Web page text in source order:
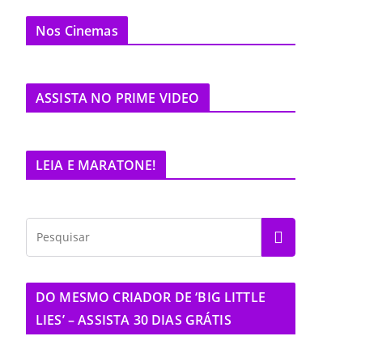
Nos Cinemas
ASSISTA NO PRIME VIDEO
LEIA E MARATONE!
DO MESMO CRIADOR DE ‘BIG LITTLE
LIES’ – ASSISTA 30 DIAS GRÁTIS